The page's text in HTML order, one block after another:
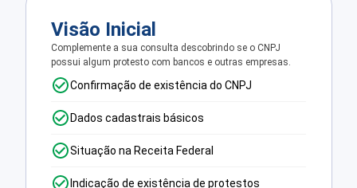
Visão Inicial
Complemente a sua consulta descobrindo se o CNPJ
possui algum protesto com bancos e outras empresas.
Confirmação de existência do CNPJ
Dados cadastrais básicos
Situação na Receita Federal
Indicação de existência de protestos